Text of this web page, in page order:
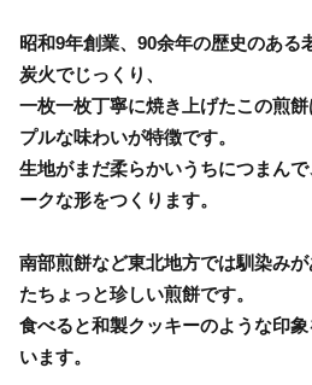
昭和9年創業、90余年の歴史のある
炭火でじっくり、
一枚一枚丁寧に焼き上げたこの煎
プルな味わいが特徴です。
生地がまだ柔らかいうちにつまん
ークな形をつくります。
南部煎餅など東北地方では馴染み
たちょっと珍しい煎餅です。
食べると和製クッキーのような印
います。